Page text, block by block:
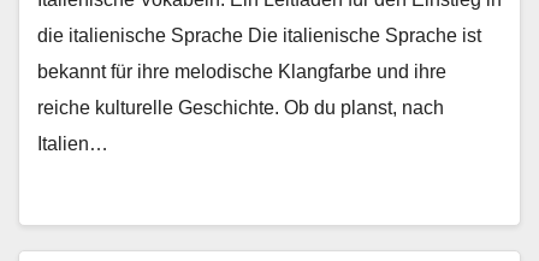
die italienische Sprache Die italienische Sprache ist
bekannt für ihre melodische Klangfarbe und ihre
reiche kulturelle Geschichte. Ob du planst, nach
Italien…